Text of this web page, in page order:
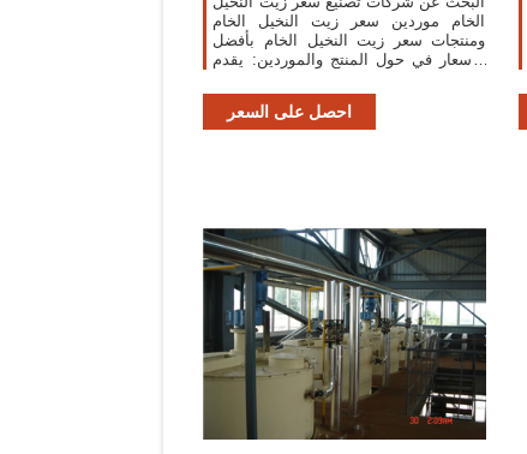
الخام موردين سعر زيت النخيل الخام
ومنتجات سعر زيت النخيل الخام بأفضل
الأسعار في حول المنتج والموردين: يقدم
احصل على السعر